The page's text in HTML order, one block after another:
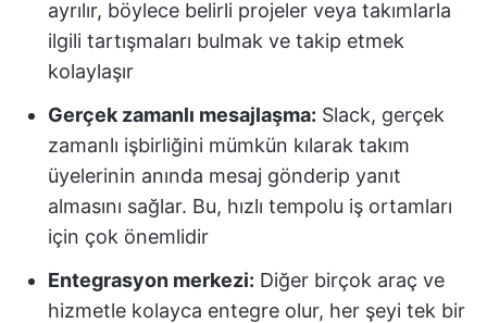
ayrılır, böylece belirli projeler veya takımlarla
ilgili tartışmaları bulmak ve takip etmek
kolaylaşır
Gerçek zamanlı mesajlaşma: Slack, gerçek
zamanlı işbirliğini mümkün kılarak takım
üyelerinin anında mesaj gönderip yanıt
almasını sağlar. Bu, hızlı tempolu iş ortamları
için çok önemlidir
Entegrasyon merkezi: Diğer birçok araç ve
hizmetle kolayca entegre olur, her şeyi tek bir